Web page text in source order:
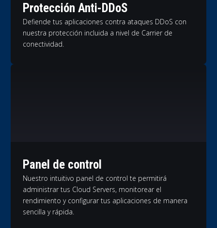
Protección Anti-DDoS
Defiende tus aplicaciones contra ataques DDoS con
nuestra protección incluida a nivel de Carrier de
conectividad.
Panel de control
Nuestro intuitivo panel de control te permitirá
administrar tus Cloud Servers, monitorear el
rendimiento y configurar tus aplicaciones de manera
sencilla y rápida.